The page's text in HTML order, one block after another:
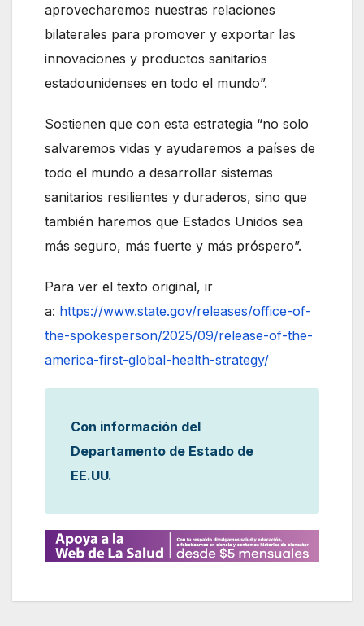
aprovecharemos nuestras relaciones
bilaterales para promover y exportar las
innovaciones y productos sanitarios
estadounidenses en todo el mundo”.
Sostienen que con esta estrategia “no solo
salvaremos vidas y ayudaremos a países de
todo el mundo a desarrollar sistemas
sanitarios resilientes y duraderos, sino que
también haremos que Estados Unidos sea
más seguro, más fuerte y más próspero”.
Para ver el texto original, ir
a: https://www.state.gov/releases/office-of-
the-spokesperson/2025/09/release-of-the-
america-first-global-health-strategy/
Con información del
Departamento de Estado de
EE.UU.